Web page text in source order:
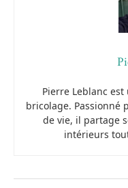
Pierre Leblanc
bricolage. Passionné
de vie, il partage
intérieurs